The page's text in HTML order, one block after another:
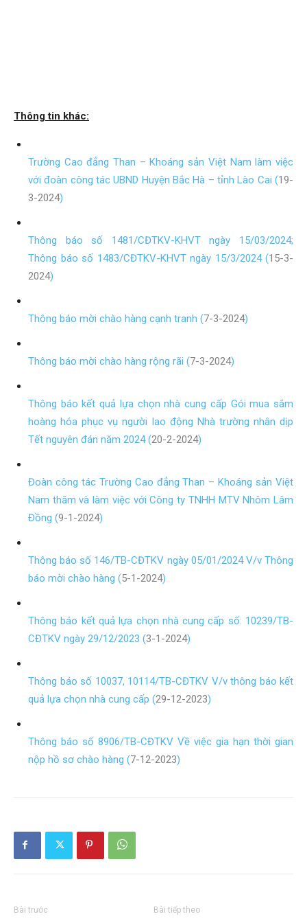
Thông tin khác:
Trường Cao đẳng Than – Khoáng sản Việt Nam làm việc
với đoàn công tác UBND Huyện Bắc Hà – tỉnh Lào Cai (19-
3-2024)
Thông báo số 1481/CĐTKV-KHVT ngày 15/03/2024;
Thông báo số 1483/CĐTKV-KHVT ngày 15/3/2024 (15-3-
2024)
Thông báo mời chào hàng cạnh tranh (7-3-2024)
Thông báo mời chào hàng rộng rãi (7-3-2024)
Thông báo kết quả lựa chọn nhà cung cấp Gói mua sắm
hoàng hóa phục vụ người lao động Nhà trường nhân dịp
Tết nguyên đán năm 2024 (20-2-2024)
Đoàn công tác Trường Cao đẳng Than – Khoáng sản Việt
Nam thăm và làm việc với Công ty TNHH MTV Nhôm Lâm
Đồng (9-1-2024)
Thông báo số 146/TB-CĐTKV ngày 05/01/2024 V/v Thông
báo mời chào hàng (5-1-2024)
Thông báo kết quả lựa chọn nhà cung cấp số: 10239/TB-
CĐTKV ngày 29/12/2023 (3-1-2024)
Thông báo số 10037, 10114/TB-CĐTKV V/v thông báo kết
quả lựa chọn nhà cung cấp (29-12-2023)
Thông báo số 8906/TB-CĐTKV Về việc gia hạn thời gian
nộp hồ sơ chào hàng (7-12-2023)
Bài trước Bài tiếp theo